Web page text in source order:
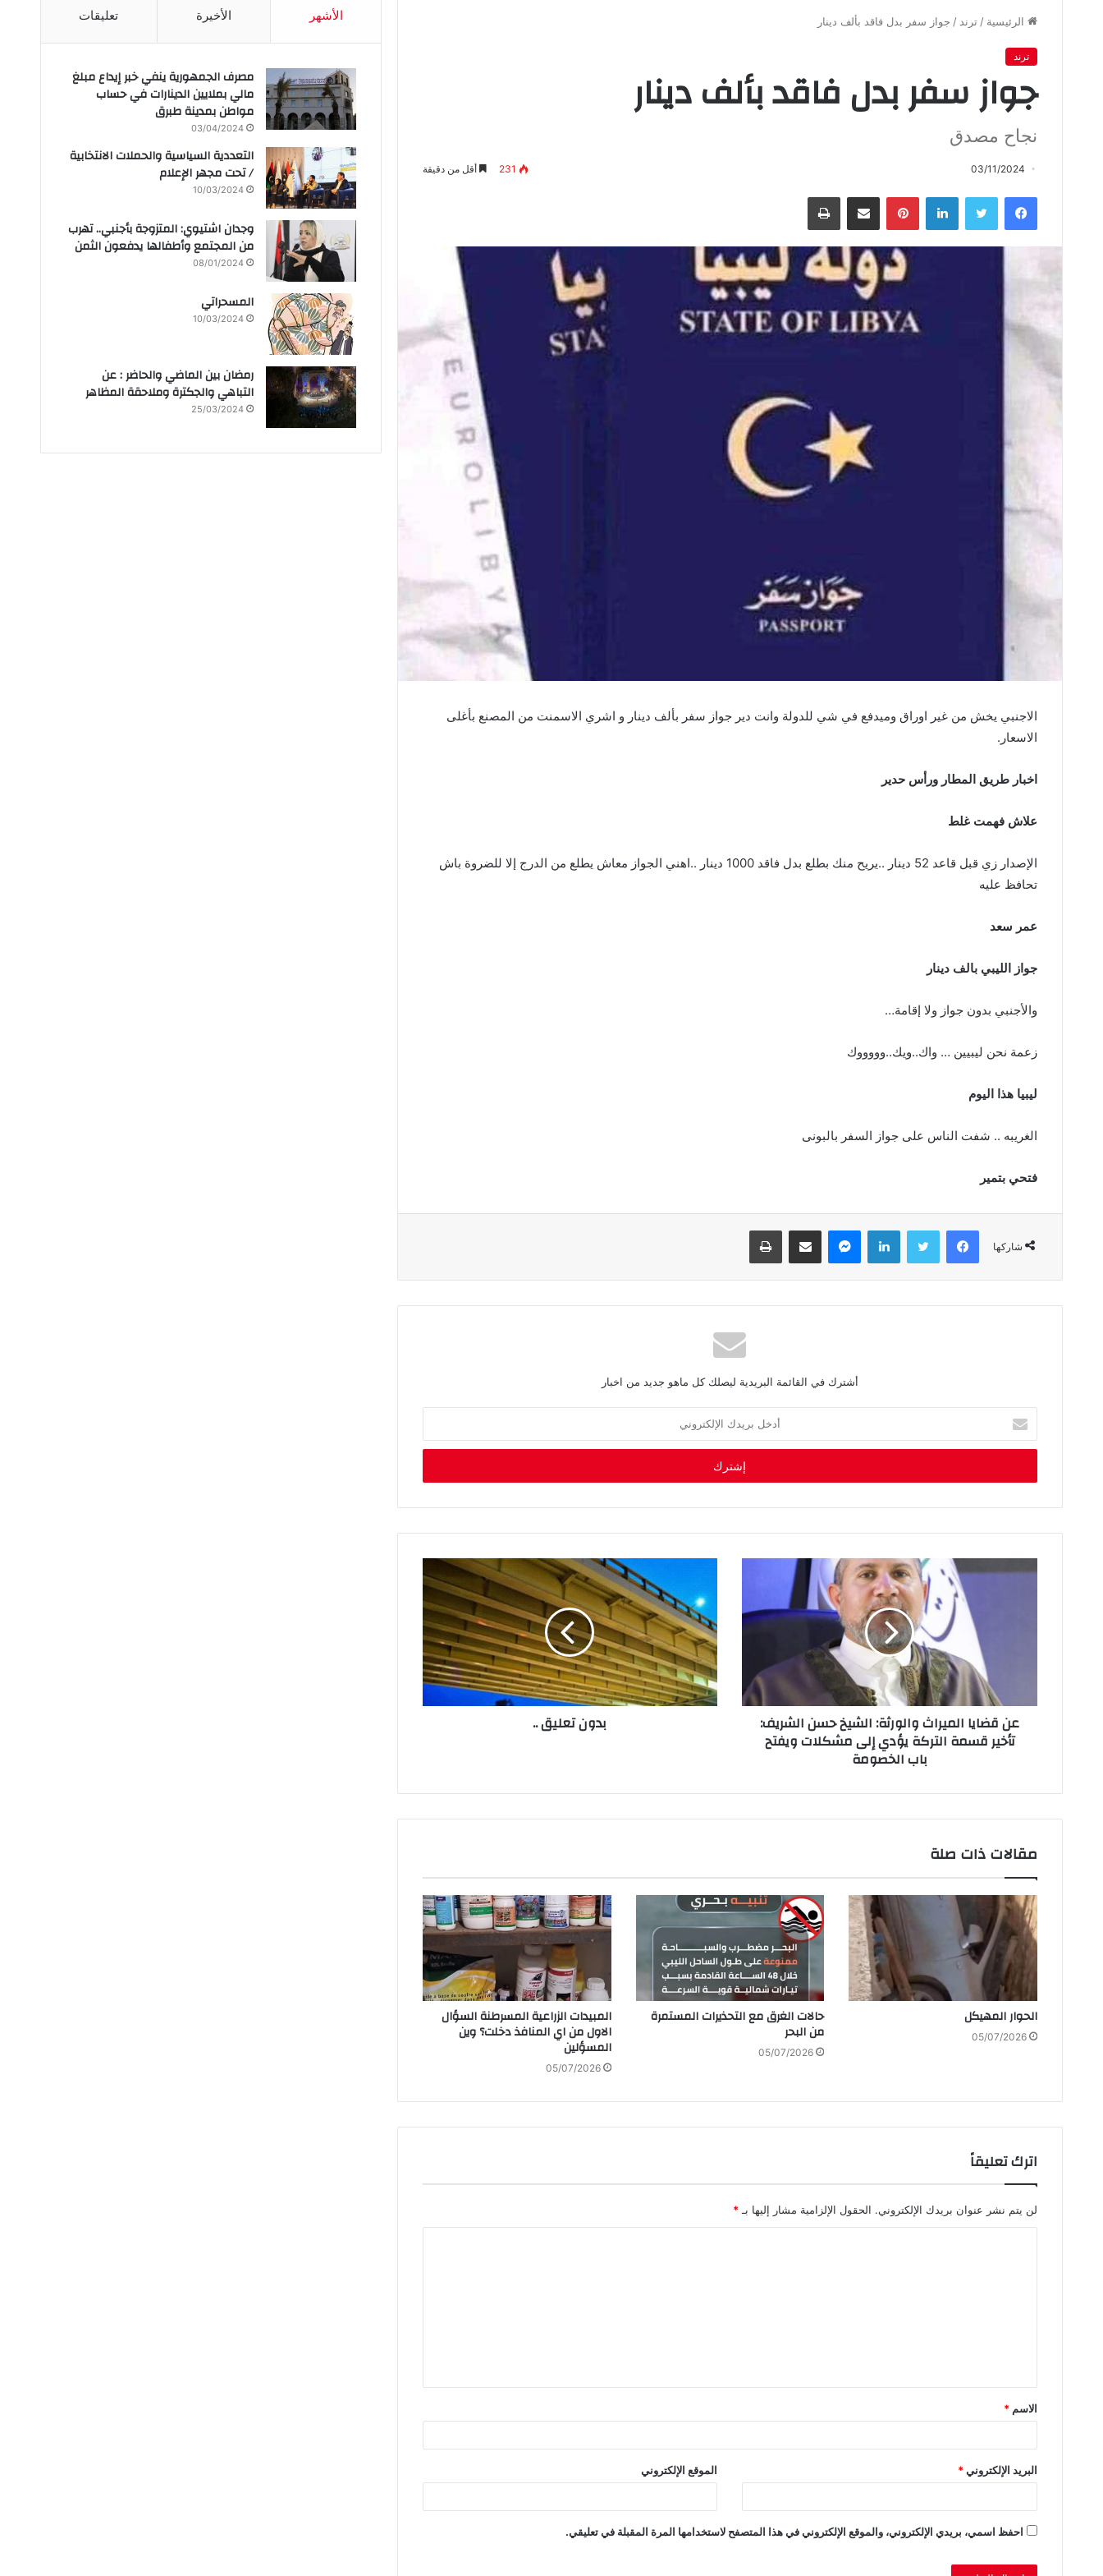
الرئيسية / ترند / جواز سفر بدل فاقد بألف دينار
ترند
جواز سفر بدل فاقد بألف دينار
نجاح مصدق
03/11/2024
231 أقل من دقيقة
فيسبوك تويتر لينكدإن بينتيريست مشاركة عبر البريد طباعة
‬الاسعار‮ ‬‭ .‬
اخبار‭ ‬طريق‭ ‬المطار‭ ‬ورأس‭ ‬حدير
علاش‭ ‬فهمت‭ ‬غلط‮ ‬
‬تحافظ‭ ‬عليه
عمر‭ ‬سعد
جواز‭ ‬الليبي‭ ‬بالف‭ ‬دينار‮ ‬
والأجنبي‭ ‬بدون‭ ‬جواز‭ ‬ولا‭ ‬إقامة‭ …‬
زعمة‭ ‬نحن‭ ‬ليبيين‭ … ‬واك‭..‬ويك‭..‬وووووك
ليبيا‭ ‬هذا‭ ‬اليوم
الغريبه‭ .. ‬شفت‭ ‬الناس‭ ‬على‭ ‬جواز‭ ‬السفر‭ ‬بالبونى
فتحي‭ ‬بتمير
شاركها
فيسبوك تويتر لينكدإن ماسنجر مشاركة عبر البريد طباعة
أشترك في القائمة البريدية ليصلك كل ماهو جديد من اخبار
خ
ب
د
ا
ن
عن قضايا الميراث والورثة: الشيخ حسن الشريف:
تأخير قسمة التركة يؤدي إلى مشكلات ويفتح
باب الخصومة
بدون تعليق ..
مقالات ذات صلة
الحوار‭ ‬المهيكل
05/07/2026
حالات‭ ‬الغرق‭ ‬مع‭ ‬التحذيرات‭ ‬المستمرة‭
‬من‭ ‬البحر
05/07/2026 ‬المسؤلين
05/07/2026
اترك تعليقاً
لن يتم نشر عنوان بريدك الإلكتروني. الحقول الإلزامية مشار إليها بـ*
ق
*
الاسم *
البريد الإلكتروني* الموقع الإلكتروني
احفظ اسمي، بريدي الإلكتروني، والموقع الإلكتروني في هذا المتصفح لاستخدامها المرة المقبلة في تعليقي.
الأشهر الأخيرة تعليقات
مصرف الجمهورية ينفي خبر إيداع مبلغ
مالي بملايين الدينارات في حساب
مواطن بمدينة طبرق
03/04/2024
التعددية السياسية والحملات الانتخابية
/ تحت مجهر الإعلام
10/03/2024
وجدان اشتيوي: المتزوجة بأجنبي.. تهرب
من المجتمع وأطفالها يدفعون الثمن
08/01/2024
المسحراتي
10/03/2024
رمضان بين الماضي والحاضر : عن
التباهي والجكترة وملاحقة المظاهر
25/03/2024